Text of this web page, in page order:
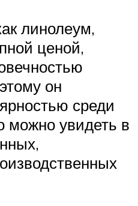
линолеум,
ценой,
он
среди
можно увидеть в